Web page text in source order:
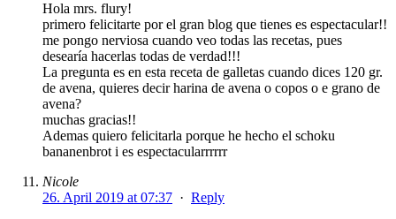
Hola mrs. flury!
primero felicitarte por el gran blog que tienes es espectacular!!
me pongo nerviosa cuando veo todas las recetas, pues
desearía hacerlas todas de verdad!!!
La pregunta es en esta receta de galletas cuando dices 120 gr.
de avena, quieres decir harina de avena o copos o e grano de
avena?
muchas gracias!!
Ademas quiero felicitarla porque he hecho el schoku
bananenbrot i es espectacularrrrrr
Nicole
26. April 2019 at 07:37 · Reply